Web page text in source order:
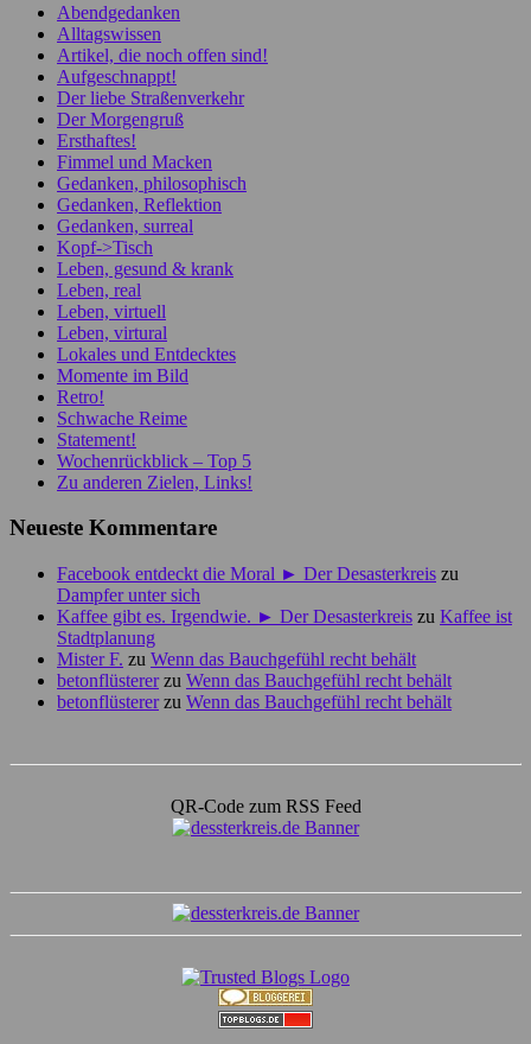
Abendgedanken
Alltagswissen
Artikel, die noch offen sind!
Aufgeschnappt!
Der liebe Straßenverkehr
Der Morgengruß
Ersthaftes!
Fimmel und Macken
Gedanken, philosophisch
Gedanken, Reflektion
Gedanken, surreal
Kopf->Tisch
Leben, gesund & krank
Leben, real
Leben, virtuell
Leben, virtural
Lokales und Entdecktes
Momente im Bild
Retro!
Schwache Reime
Statement!
Wochenrückblick – Top 5
Zu anderen Zielen, Links!
Neueste Kommentare
Facebook entdeckt die Moral ► Der Desasterkreis zu
Dampfer unter sich
Kaffee gibt es. Irgendwie. ► Der Desasterkreis zu Kaffee ist
Stadtplanung
Mister F. zu Wenn das Bauchgefühl recht behält
betonflüstererzu Wenn das Bauchgefühl recht behält
betonflüstererzu Wenn das Bauchgefühl recht behält
QR-Code zum RSS Feed